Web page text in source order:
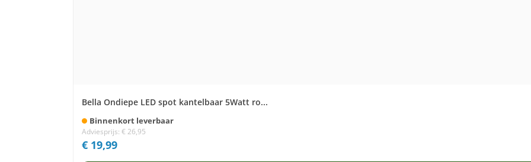
Bella Ondiepe LED spot kantelbaar 5Watt ro...
Binnenkort leverbaar
Adviesprijs: €26,95
€ 19,99